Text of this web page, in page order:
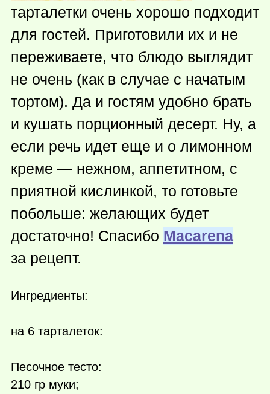
тарталетки очень хорошо подходит
для гостей. Приготовили их и не
переживаете, что блюдо выглядит
не очень (как в случае с начатым
тортом). Да и гостям удобно брать
и кушать порционный десерт. Ну, а
если речь идет еще и о лимонном
креме — нежном, аппетитном, с
приятной кислинкой, то готовьте
побольше: желающих будет
достаточно! Спасибо Macarena
за рецепт.
Ингредиенты:
на 6 тарталеток:
Песочное тесто:
210 гр муки;